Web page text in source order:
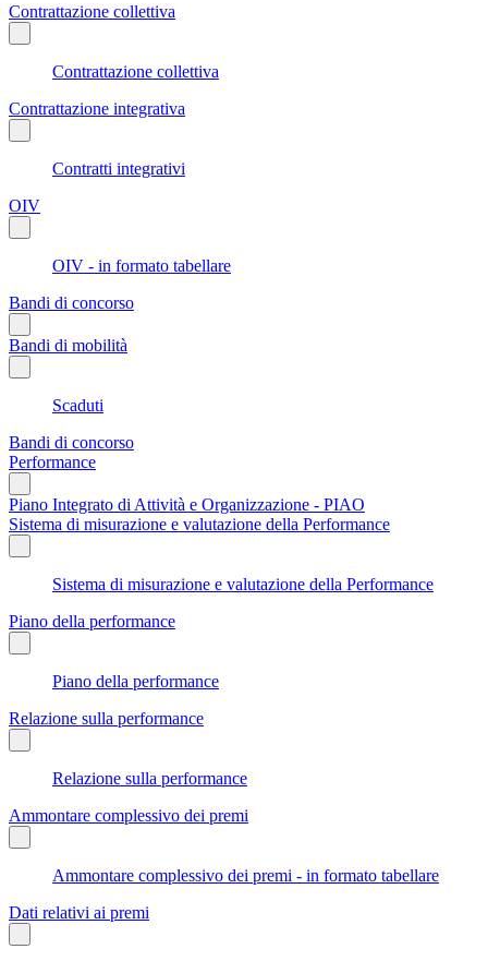
Contrattazione collettiva
Contrattazione collettiva
Contrattazione integrativa
Contratti integrativi
OIV
OIV - in formato tabellare
Bandi di concorso
Bandi di mobilità
Scaduti
Bandi di concorso
Performance
Piano Integrato di Attività e Organizzazione - PIAO
Sistema di misurazione e valutazione della Performance
Sistema di misurazione e valutazione della Performance
Piano della performance
Piano della performance
Relazione sulla performance
Relazione sulla performance
Ammontare complessivo dei premi
Ammontare complessivo dei premi - in formato tabellare
Dati relativi ai premi